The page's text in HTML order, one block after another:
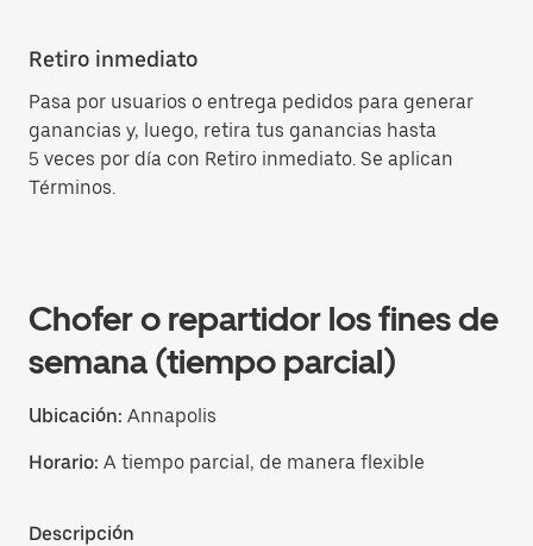
Retiro inmediato
Pasa por usuarios o entrega pedidos para generar
ganancias y, luego, retira tus ganancias hasta
5 veces por día con Retiro inmediato. Se aplican
Términos.
Chofer o repartidor los fines de
semana (tiempo parcial)
Ubicación: Annapolis
Horario: A tiempo parcial, de manera flexible
Descripción